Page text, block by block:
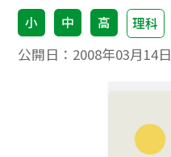
小 中 高 理科
公開日： 2008年03月14日